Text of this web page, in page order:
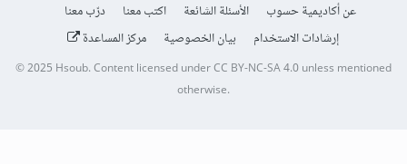
عن أكاديمية حسوب الأسئلة الشائعة اكتب معنا
درّب معنا
إرشادات الاستخدام
بيان الخصوصية مركز المساعدة
© 2025Hsoub.Content licensed underCC BY-NC-SA 4.0unless mentioned
otherwise.